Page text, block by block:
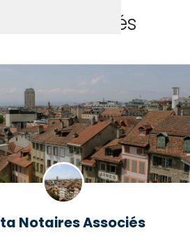
Associés
Notaires Associés